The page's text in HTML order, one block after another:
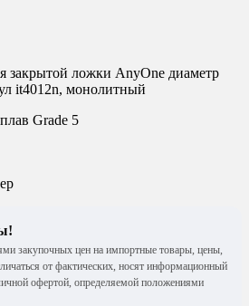
закрытой ложки AnyOne диаметр
it4012n, монолитный
Grade 5
закупочных цен на импортные товары, цены,
от фактических, носят информационный
офертой, определяемой положениями